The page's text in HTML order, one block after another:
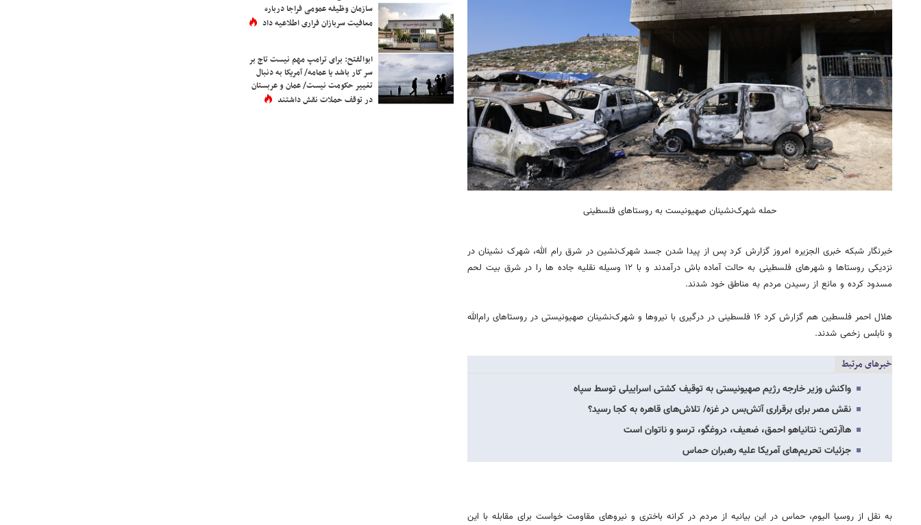
حمله شهرک‌نشینان صهیونیست به روستاهای فلسطینی
خبرنگار شبکه خبری الجزیره امروز گزارش کرد پس از پیدا شدن جسد شهرک‌نشین در شرق رام الله، شهرک نشینان در
نزدیکی روستاها و شهرهای فلسطینی به حالت آماده باش درآمدند و با ۱۲ وسیله نقلیه جاده ها را در شرق بیت لحم
مسدود کرده و مانع از رسیدن مردم به مناطق خود شدند.
هلال احمر فلسطین هم گزارش کرد ۱۶ فلسطینی در درگیری با نیروها و شهرک‌نشینان صهیونیستی در روستاهای رام‌الله
و نابلس زخمی شدند.
خبرهای مرتبط
واکنش وزیر خارجه رژیم صهیونیستی به توقیف کشتی اسراییلی توسط سپاه
نقش مصر برای برقراری آتش‌بس در غزه/ تلاش‌های قاهره به کجا رسید؟
هاآرتص: نتانیاهو احمق، ضعیف، دروغگو، ترسو و ناتوان است
جزئیات تحریم‌های آمریکا علیه رهبران حماس
به نقل از روسیا الیوم، حماس در این بیانیه از مردم در کرانه باختری و نیروهای مقاومت خواست برای مقابله با این
سازمان وظیفه عمومی فراجا درباره
معافیت سربازان فراری اطلاعیه داد
ابوالفتح: برای ترامپ مهم نیست تاج بر
سر کار باشد یا عمامه/ آمریکا به دنبال
تغییر حکومت نیست/ عمان و عربستان
در توقف حملات نقش داشتند